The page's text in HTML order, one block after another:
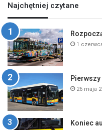
Najchętniej czytane
1
26 maja
Koniec